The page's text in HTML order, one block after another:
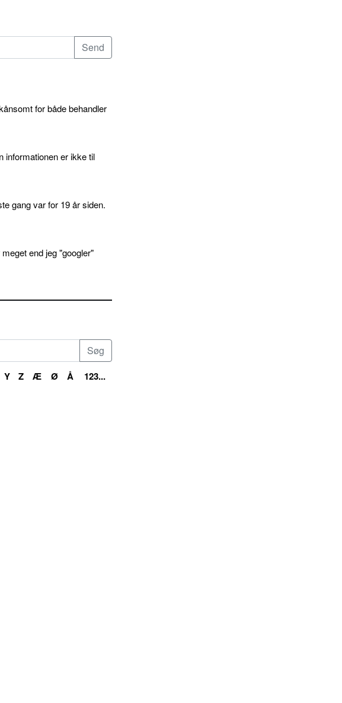
for både behandler
informationen er ikke til
gang var for 19 år siden.
end jeg "googler"
Y Z Æ Ø Å 123...